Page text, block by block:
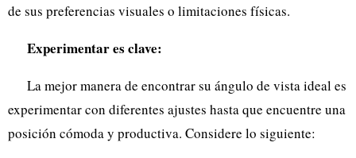
de sus preferencias visuales o limitaciones físicas.
Experimentar es clave:
La mejor manera de encontrar su ángulo de vista ideal es
experimentar con diferentes ajustes hasta que encuentre una
posición cómoda y productiva. Considere lo siguiente: